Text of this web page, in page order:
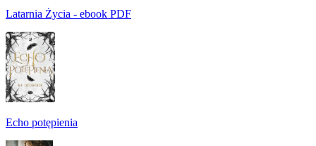
Latarnia Życia - ebook PDF
Echo potępienia